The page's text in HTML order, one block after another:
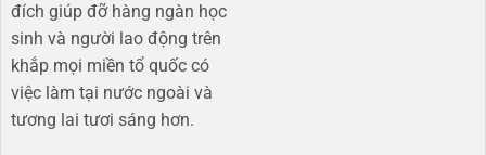
đích giúp đỡ hàng ngàn học
sinh và người lao động trên
khắp mọi miền tổ quốc có
việc làm tại nước ngoài và
tương lai tươi sáng hơn​.